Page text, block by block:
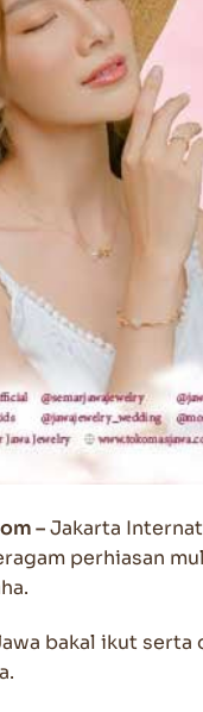
–Jakarta
perhiasan
bakal ikut